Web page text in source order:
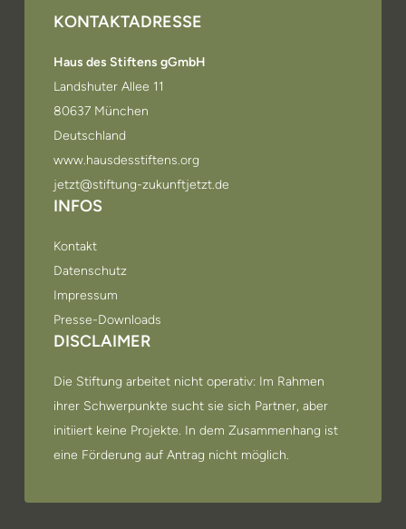
KONTAKTADRESSE
Haus des Stiftens gGmbH
Landshuter Allee 11
80637 München
Deutschland
www.hausdesstiftens.org
jetzt@stiftung-zukunftjetzt.de
INFOS
Kontakt
Datenschutz
Impressum
Presse-Downloads
DISCLAIMER
Die Stiftung arbeitet nicht operativ: Im Rahmen
ihrer Schwerpunkte sucht sie sich Partner, aber
initiiert keine Projekte. In dem Zusammenhang ist
eine Förderung auf Antrag nicht möglich.